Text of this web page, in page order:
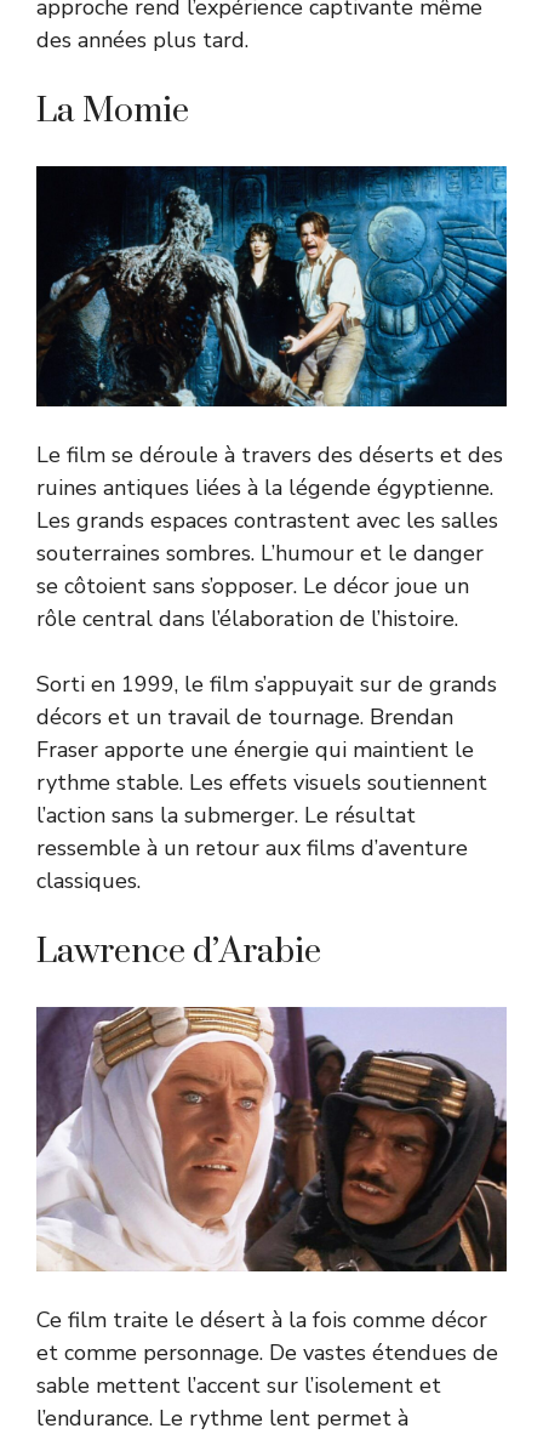
approche rend l’expérience captivante même
des années plus tard.
La Momie
Le film se déroule à travers des déserts et des
ruines antiques liées à la légende égyptienne.
Les grands espaces contrastent avec les salles
souterraines sombres. L’humour et le danger
se côtoient sans s’opposer. Le décor joue un
rôle central dans l’élaboration de l’histoire.
Sorti en 1999, le film s’appuyait sur de grands
décors et un travail de tournage. Brendan
Fraser apporte une énergie qui maintient le
rythme stable. Les effets visuels soutiennent
l’action sans la submerger. Le résultat
ressemble à un retour aux films d’aventure
classiques.
Lawrence d’Arabie
Ce film traite le désert à la fois comme décor
et comme personnage. De vastes étendues de
sable mettent l’accent sur l’isolement et
l’endurance. Le rythme lent permet à